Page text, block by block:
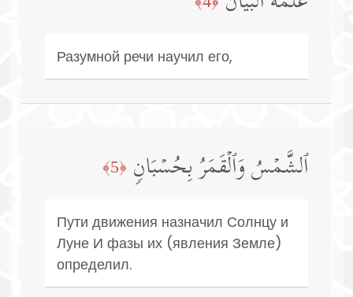
Разумной речи научил его,
ٱلشَّمۡسُ وَٱلۡقَمَرُ بِحُسۡبَانࣲ ﴿5﴾
Пути движения назначил Солнцу и
Луне И фазы их (явления Земле)
определил.